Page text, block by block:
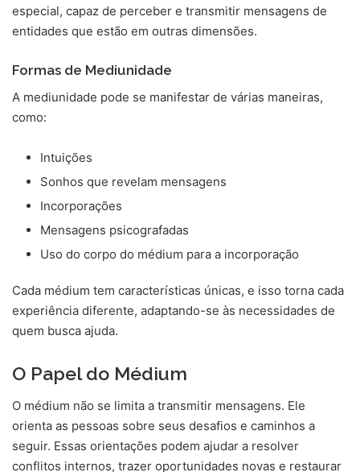
especial, capaz de perceber e transmitir mensagens de
entidades que estão em outras dimensões.
Formas de Mediunidade
A mediunidade pode se manifestar de várias maneiras,
como:
Intuições
Sonhos que revelam mensagens
Incorporações
Mensagens psicografadas
Uso do corpo do médium para a incorporação
Cada médium tem características únicas, e isso torna cada
experiência diferente, adaptando-se às necessidades de
quem busca ajuda.
O Papel do Médium
O médium não se limita a transmitir mensagens. Ele
orienta as pessoas sobre seus desafios e caminhos a
seguir. Essas orientações podem ajudar a resolver
conflitos internos, trazer oportunidades novas e restaurar